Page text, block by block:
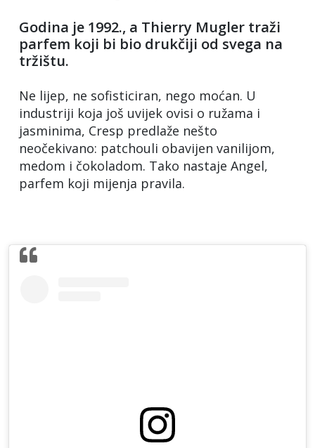
Godina je 1992., a Thierry Mugler traži
parfem koji bi bio drukčiji od svega na
tržištu.
Ne lijep, ne sofisticiran, nego moćan. U
industriji koja još uvijek ovisi o ružama i
jasminima, Cresp predlaže nešto
neočekivano: patchouli obavijen vanilijom,
medom i čokoladom. Tako nastaje Angel,
parfem koji mijenja pravila.